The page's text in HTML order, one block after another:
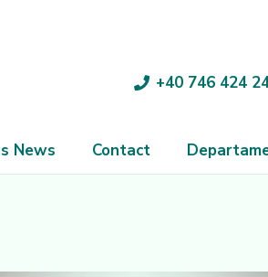
+40 746 424
News Contact